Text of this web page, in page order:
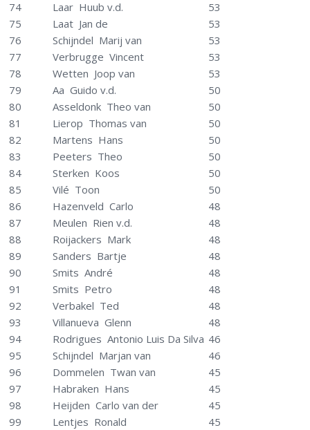
74 Laar Huub v.d.
53
75
Laat Jan de
53
76
Schijndel Marij van
53
77
Verbrugge Vincent
53
78
Wetten Joop van
53
79
Aa Guido v.d.
50
80
Asseldonk Theo van
50
81
Lierop Thomas van
50
82
Martens Hans
50
83
Peeters Theo
50
84
Sterken Koos
50
85
Vilé Toon
50
86
Hazenveld Carlo
48
87
Meulen Rien v.d.
48
88
Roijackers Mark
48
89
Sanders Bartje
48
90
Smits André
48
91
Smits Petro
48
92
Verbakel Ted
48
93
Villanueva Glenn
48
94
Rodrigues Antonio Luis Da Silva 46
95
Schijndel Marjan van
46
96
Dommelen Twan van
45
97
Habraken Hans
45
98
Heijden Carlo van der
45
99
Lentjes Ronald
45